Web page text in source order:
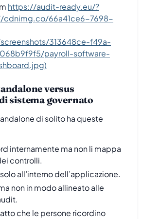
https://audit-ready.eu/?
cdnimg.co/66a41ce6-7698-
313648ce-f49a-
payroll-software-
versus
sistema governato
di solito ha queste
internamente ma non li mappa
controlli.
all’interno dell’applicazione.
non in modo allineato alle
che le persone ricordino